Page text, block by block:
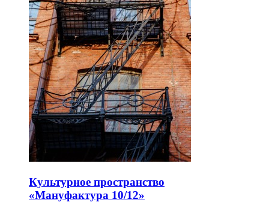
Культурное пространство
«Мануфактура 10/12»